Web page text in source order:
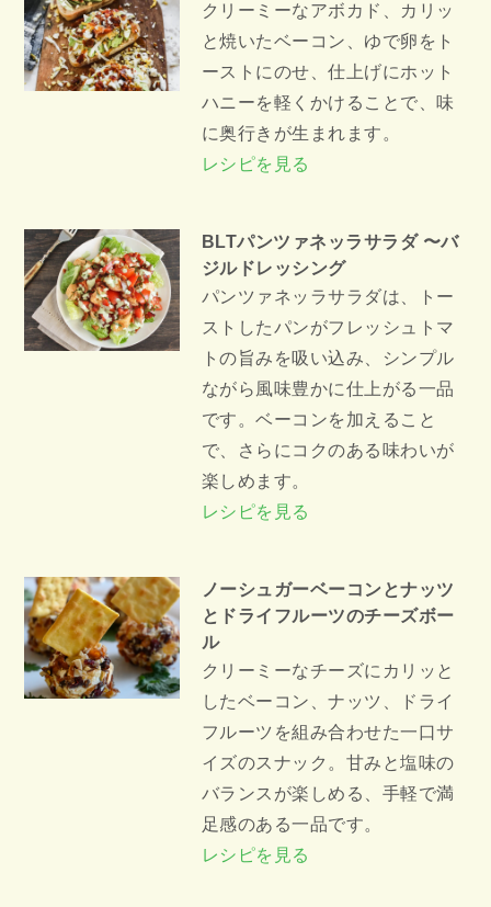
クリーミーなアボカド、カリッ
と焼いたベーコン、ゆで卵をト
ーストにのせ、仕上げにホット
ハニーを軽くかけることで、味
に奥行きが生まれます。
レシピを見る
BLTパンツァネッラサラダ 〜バ
ジルドレッシング
パンツァネッラサラダは、トー
ストしたパンがフレッシュトマ
トの旨みを吸い込み、シンプル
ながら風味豊かに仕上がる一品
です。ベーコンを加えること
で、さらにコクのある味わいが
楽しめます。
レシピを見る
ノーシュガーベーコンとナッツ
とドライフルーツのチーズボー
ル
クリーミーなチーズにカリッと
したベーコン、ナッツ、ドライ
フルーツを組み合わせた一口サ
イズのスナック。甘みと塩味の
バランスが楽しめる、手軽で満
足感のある一品です。
レシピを見る